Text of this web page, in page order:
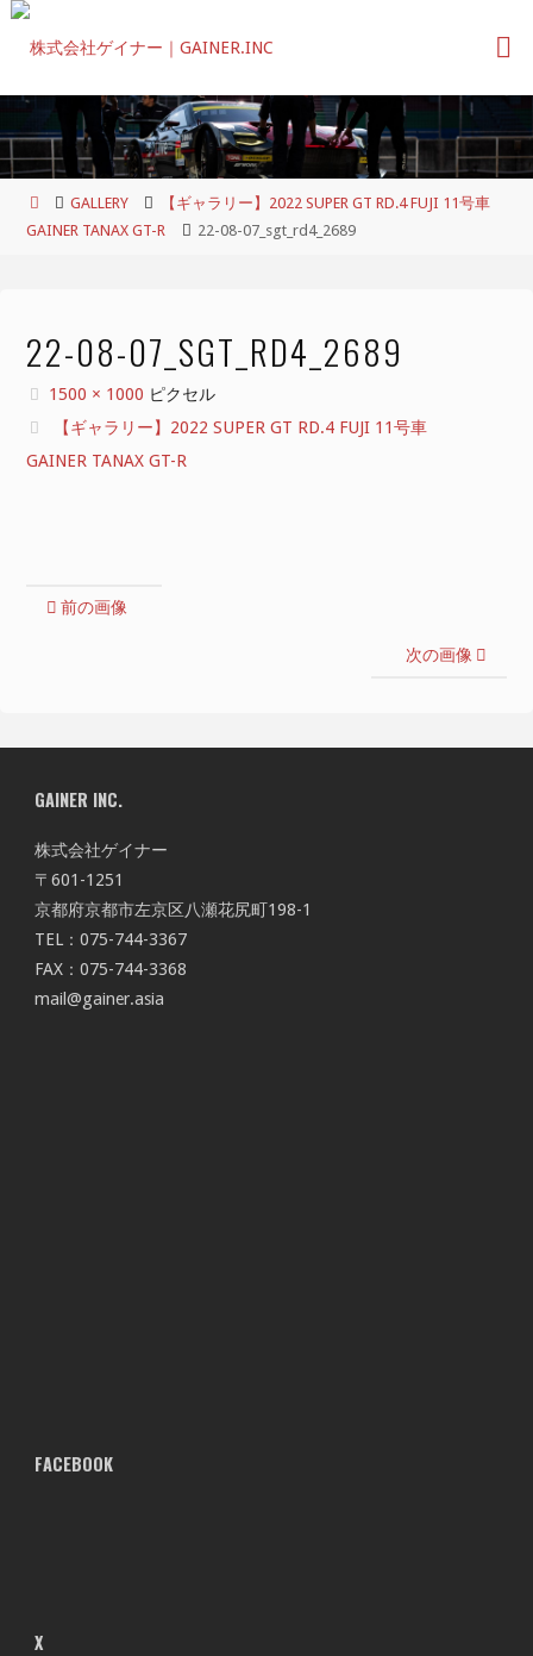
コ
ツ
へ
ホ
ー
GALLERY
【ギャラリー】2022 SUPER GT RD.4 FUJI 11号車
GAINER TANAX GT-R
22-08-07_sgt_rd4_2689
22-08-07_SGT_RD4_2689
フ
ル
サ
1500 × 1000 ピクセル
【ギャラリー】2022 SUPER GT RD.4 FUJI 11号車
GAINER TANAX GT-R
前の画像
次の画像
GAINER INC.
株式会社ゲイナー
〒601-1251
京都府京都市左京区八瀬花尻町198-1
TEL：075-744-3367
FAX：075-744-3368
mail@gainer.asia
FACEBOOK
X